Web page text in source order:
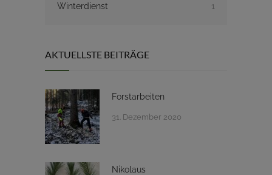
Winterdienst 1
AKTUELLSTE BEITRÄGE
Forstarbeiten
31. Dezember 2020
Nikolaus